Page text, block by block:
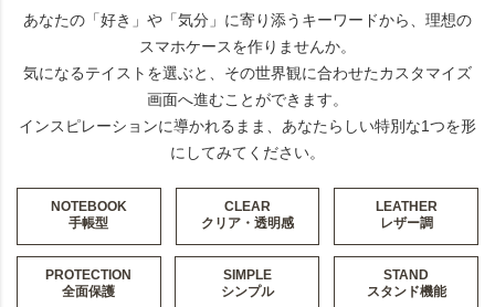
あなたの「好き」や「気分」に寄り添うキーワードから、理想の
スマホケースを作りませんか。
気になるテイストを選ぶと、その世界観に合わせたカスタマイズ
画面へ進むことができます。
インスピレーションに導かれるまま、あなたらしい特別な1つを形
にしてみてください。
NOTEBOOK
手帳型
CLEAR
クリア・透明感
LEATHER
レザー調
PROTECTION
全面保護
SIMPLE
シンプル
STAND
スタンド機能